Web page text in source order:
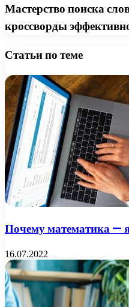
Мастерство поиска
кроссворды
Статьи по теме
Почему математика —
16.07.2022